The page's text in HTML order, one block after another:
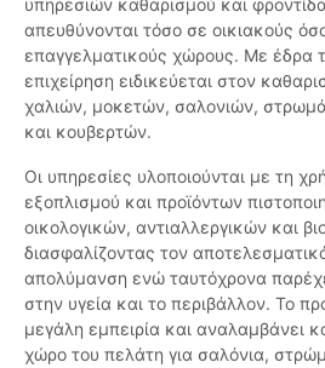
υπηρεσιών καθαρισμού και
απευθύνονται τόσο σε οικιακούς
επαγγελματικούς χώρους. Με έδρα
επιχείρηση ειδικεύεται στον
χαλιών, μοκετών, σαλονιών,
και κουβερτών.
Οι υπηρεσίες υλοποιούνται με τη
εξοπλισμού και προϊόντων
οικολογικών, αντιαλλεργικών και
διασφαλίζοντας τον
απολύμανση ενώ ταυτόχρονα
στην υγεία και το περιβάλλον. Το
μεγάλη εμπειρία και αναλαμβάνει
χώρο του πελάτη για σαλόνια,